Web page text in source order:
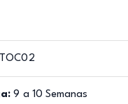
9 a 10 Semanas